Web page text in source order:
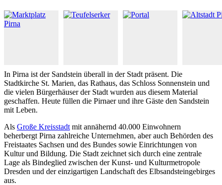
In Pirna ist der Sandstein überall in der Stadt präsent. Die
Stadtkirche St. Marien, das Rathaus, das Schloss Sonnenstein und
die vielen Bürgerhäuser der Stadt wurden aus diesem Material
geschaffen. Heute füllen die Pirnaer und ihre Gäste den Sandstein
mit Leben.
Als Große Kreisstadt mit annähernd 40.000 Einwohnern
beherbergt Pirna zahlreiche Unternehmen, aber auch Behörden des
Freistaates Sachsen und des Bundes sowie Einrichtungen von
Kultur und Bildung. Die Stadt zeichnet sich durch eine zentrale
Lage als Bindeglied zwischen der Kunst- und Kulturmetropole
Dresden und der einzigartigen Landschaft des Elbsandsteingebirges
aus.